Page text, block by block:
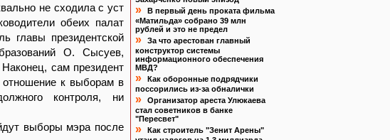
не сходила с уст
обеих палат
главы президентской
О. Сысуев,
сам президент
отношение к выборам в
контроля, ни
выборы мэра после
»
В первый день проката фильма
«Матильда» собрано 39 млн
рублей и это не предел
»
За что арестован главный
конструктор системы
информационного обеспечения
МВД?
»
Как оборонные подрядчики
поссорились из-за обналички
»
Организатор ареста Улюкаева
стал советников в банке
"Пересвет"
»
Как строитель "Зенит Арены"